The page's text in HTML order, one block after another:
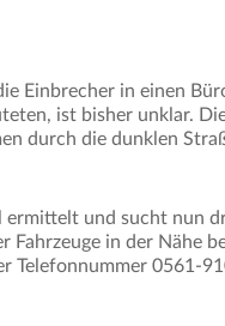
Einbrecher in einen
ist bisher unklar.
durch die dunklen
ermittelt und sucht nun
Fahrzeuge in der Nähe
Telefonnummer 0561-